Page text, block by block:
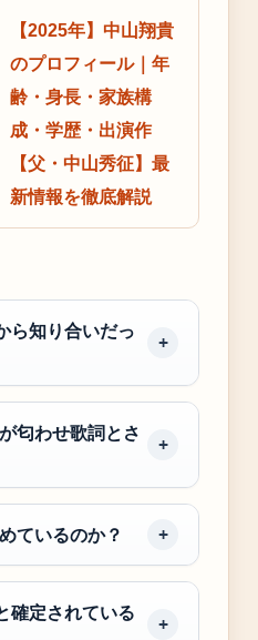
【2025年】中山翔貴
のプロフィール｜年
齢・身長・家族構
成・学歴・出演作
【父・中山秀征】最
新情報を徹底解説
ら知り合いだっ
匂わせ歌詞とさ
ているのか？
確定されている